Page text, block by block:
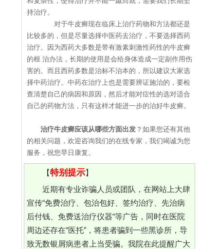
持治疗。
对于牛皮癣现在临床上治疗药物和方法都还是
比较多的，但是尽量选择中医药去治疗，不要选择西药
治疗。因为西药大多数是带有激素刺激性药性的牛皮癣
的根 治办法，长期的使用是会给身体造成一定副作用伤
害的。而且西药多数是治标不治本的，所以建议大家选
择中药治疗。中药在治疗上也是需要辨证施治的，要检
查清楚自己的病因和原因，然后才能对症性的选对适合
自己的药物方法，只有这样才能进一步的治好牛皮癣。
治疗牛皮癣应该从哪些方面出发 ？如果您还有其他
的相关问题，欢迎咨询我们的在线专家，我们竭诚为您
服务，祝您早日康复。
【特别提示】
近期有专业诈骗人员或团队，在网站上大肆
宣传“免费治疗、包治包好、签约治疗、先治病
后付钱、免费送治疗仪器“等广告，同时在医院
周边还存在“医托”，将患者骗到一些黑诊所，导
致无数银屑病患者上当受骗。我院在此提醒广大